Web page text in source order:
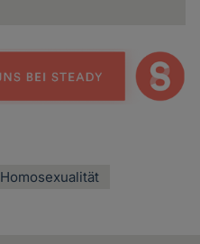
Homosexualität